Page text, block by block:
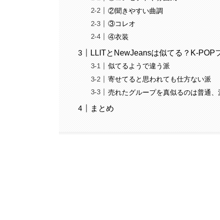
②聞きやすい曲調
③コレオ
④衣装
LLITとNewJeansは似てる？K-POP
似てるようで違う派
寄せてると思われても仕方ない派
売れたグループを真似るのは普通、
まとめ